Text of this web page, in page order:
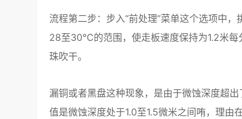
流程第二步：步入“前处理”菜单这个选项中
28至30℃的范围，使走板速度保持为1.2米每
珠吹干。
漏铜或者黑盘这种现象，是由于微蚀深度超
值是微蚀深度处于1.0至1.5微米之间哊，理